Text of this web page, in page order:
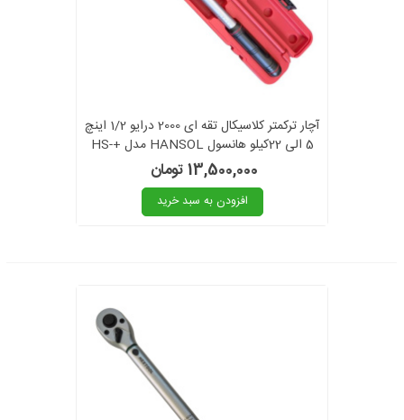
آچار ترکمتر کلاسیکال تقه ای 2000 درایو 1/2 اینچ
5 الی 22کیلو هانسول HANSOL مدل +HS-
2000 طرح بریتول پلاس
13,500,000 تومان
افزودن به سبد خرید